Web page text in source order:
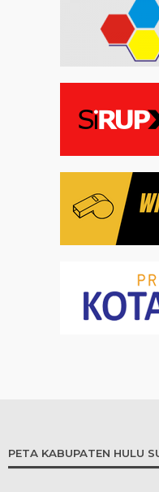
PETA KABUPATEN HULU